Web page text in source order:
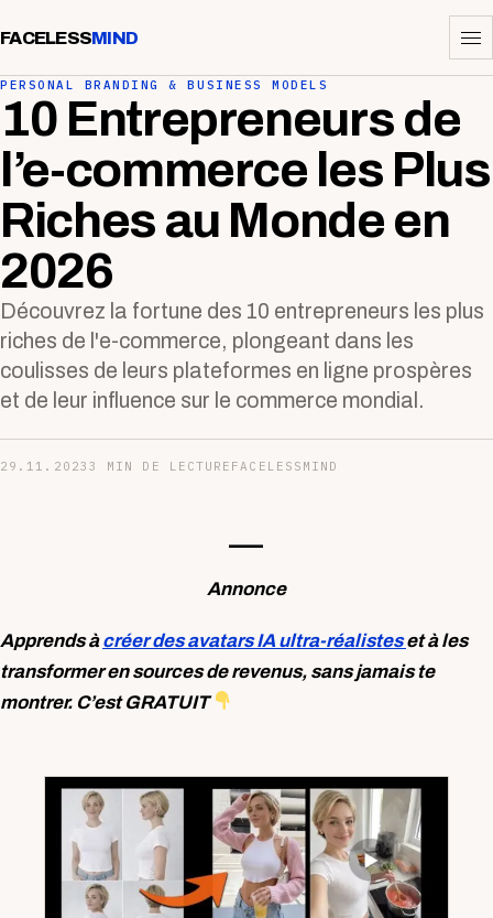
FACELESSMIND
PERSONAL BRANDING & BUSINESS MODELS
10 Entrepreneurs de
l’e-commerce les Plus
Riches au Monde en
2026
Découvrez la fortune des 10 entrepreneurs les plus
riches de l'e-commerce, plongeant dans les
coulisses de leurs plateformes en ligne prospères
et de leur influence sur le commerce mondial.
29.11.2023 3 MIN DE LECTURE FACELESSMIND
—-
Annonce
Apprends àcréer des avatars IA ultra-réalisteset à les
transformer en sources de revenus, sans jamais te
montrer. C’est GRATUIT